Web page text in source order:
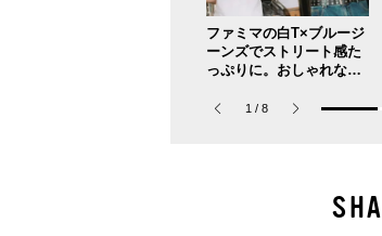
ファミマの白T×ブルージ
ーンズでストリート感た
っぷりに。おしゃれな人
ップ、コミュニティスナ
1 / 8